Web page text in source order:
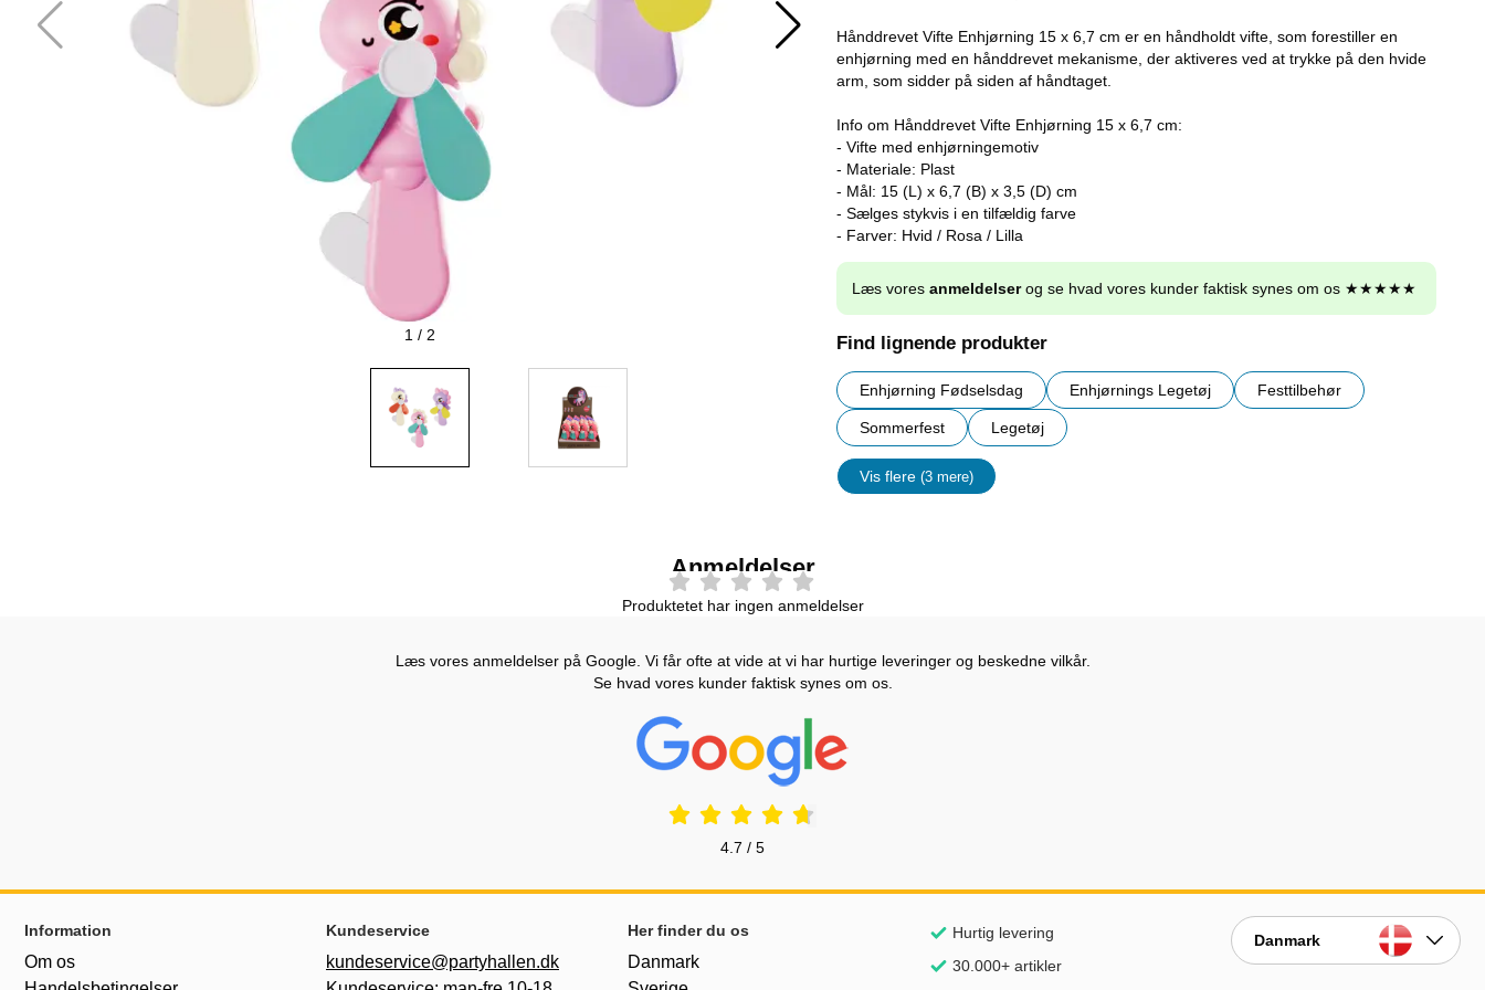
1 / 2
Hånddrevet Vifte Enhjørning 15 x 6,7 cm er en håndholdt vifte, som forestiller en
enhjørning med en hånddrevet mekanisme, der aktiveres ved at trykke på den hvide
arm, som sidder på siden af håndtaget.
Info om Hånddrevet Vifte Enhjørning 15 x 6,7 cm:
- Vifte med enhjørningemotiv
- Materiale: Plast
- Mål: 15 (L) x 6,7 (B) x 3,5 (D) cm
- Sælges stykvis i en tilfældig farve
- Farver: Hvid / Rosa / Lilla
Læs vores anmeldelserog se hvad vores kunder faktisk synes om os ★★★★★
Find lignende produkter
Enhjørning Fødselsdag Enhjørnings Legetøj Festtilbehør
Sommerfest Legetøj
Vis flere (3 mere)
Egenskaper
Anmeldelser
Produktetet har ingen anmeldelser
Læs vores anmeldelser på Google. Vi får ofte at vide at vi har hurtige leveringer og beskedne vilkår.
Se hvad vores kunder faktisk synes om os.
Prisjakt Anmeldelser: 4.7 Stjerne
4.7 / 5
Sidefodsinhold Blandet info og links
Information
Om os
Kundeservice
kundeservice@partyhallen.dk
Her finder du os
Danmark
Hurtig levering
30.000+ artikler
Danmark